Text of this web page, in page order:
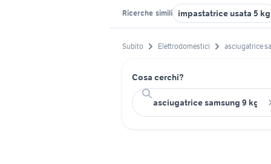
Ricerche simili impastatrice usata 5 kg
Subito Elettrodomestici asciugatrice
Cosa cerchi?